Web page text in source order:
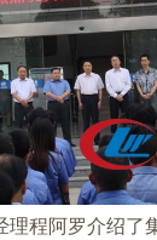
理程阿罗介绍了